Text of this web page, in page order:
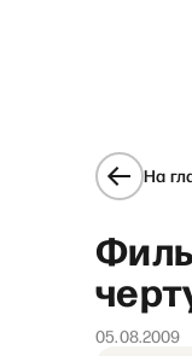
На
05.08.2009